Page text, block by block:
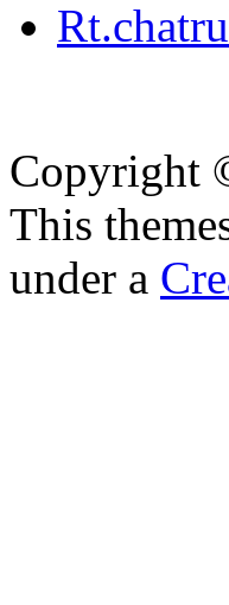
Copyright
This
under a